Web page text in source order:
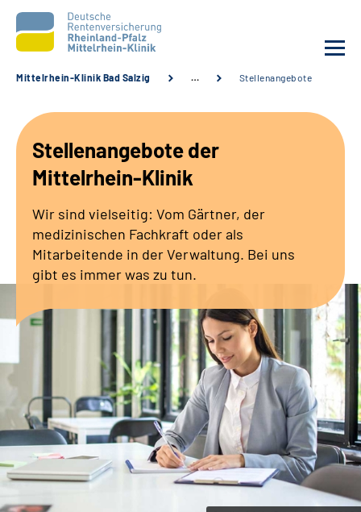
Unsere Angebote
Karriere
Zuweisende &
Leichte Sprache
Gebärdensprache
Mittelrhein-Klinik Bad Salzig … Stellenangebote
Stellenangebote der
Mittelrhein-Klinik
Wir sind vielseitig: Vom Gärtner, der
medizinischen Fachkraft oder als
Mitarbeitende in der Verwaltung. Bei uns
gibt es immer was zu tun.